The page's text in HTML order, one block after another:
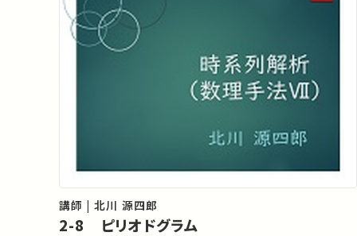
講師 | 北川 源四郎
2-8 ピリオドグラム